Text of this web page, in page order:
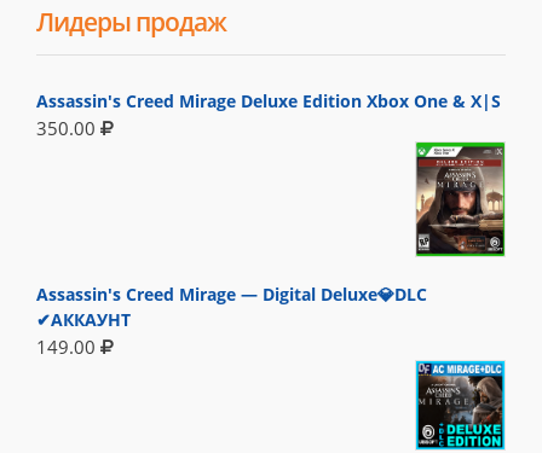
Лидеры продаж
Assassin's Creed Mirage Deluxe Edition Xbox One & X|S
350.00
Assassin's Creed Mirage — Digital Deluxe💎DLC
✔АККАУНТ
149.00